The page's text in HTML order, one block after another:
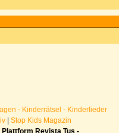
- Kinderrätsel - Kinderlieder
Stop Kids Magazin
Revista Tuș -